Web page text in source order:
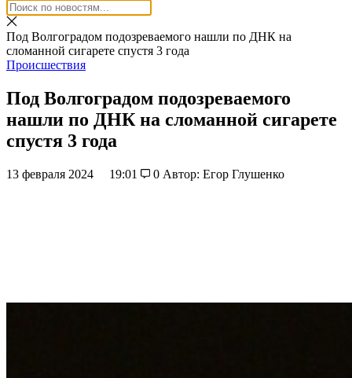
Под Волгоградом подозреваемого нашли по ДНК на
сломанной сигарете спустя 3 года
Происшествия
Под Волгоградом подозреваемого
нашли по ДНК на сломанной сигарете
спустя 3 года
13 февраля 2024 19:01 0 Автор: Егор Глушенко